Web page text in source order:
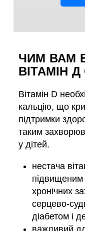
ЧИМ ВАМ
ВІТАМІН
Вітамін D
кальцію, що
підтримки
таким
у дітей.
нестача
підвищеним
хронічних
серцево-
діабетом і
важливий